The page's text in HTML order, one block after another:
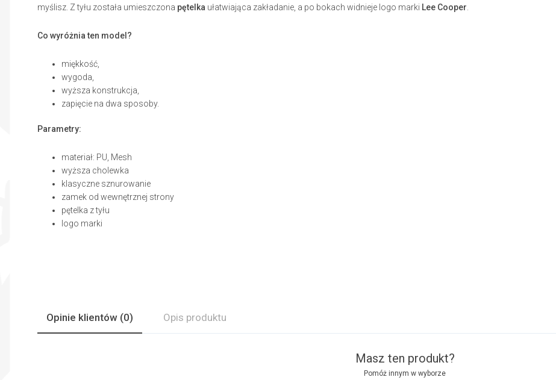
myślisz. Z tyłu została umieszczona pętelka ułatwiająca zakładanie, a po bokach widnieje logo marki Lee Cooper
Co wyróżnia ten model?
miękkość,
wygoda,
wyższa konstrukcja,
zapięcie na dwa sposoby.
Parametry:
materiał: PU, Mesh
wyższa cholewka
klasyczne sznurowanie
zamek od wewnętrznej strony
pętelka z tyłu
logo marki
Opinie klientów (0) Opis produktu
Masz ten produkt?
Pomóż innym w wyborze